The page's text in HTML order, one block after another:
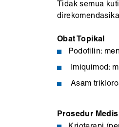
Tidak semua
Obat Topikal
Podofilin:
Imiquimod:
Asam
Prosedur Medis